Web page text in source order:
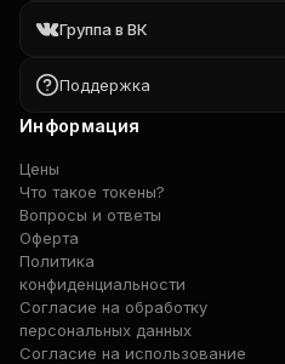
Группа в ВК
Поддержка
Информация
Цены
Что такое токены?
Вопросы и ответы
Оферта
Политика
конфиденциальности
Согласие на обработку
персональных данных
Согласие на использование